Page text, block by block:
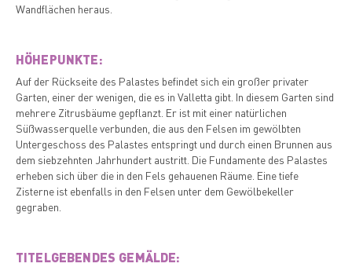
Wandflächen heraus.
HÖHEPUNKTE:
Auf der Rückseite des Palastes befindet sich ein großer privater
Garten, einer der wenigen, die es in Valletta gibt. In diesem Garten sind
mehrere Zitrusbäume gepflanzt. Er ist mit einer natürlichen
Süßwasserquelle verbunden, die aus den Felsen im gewölbten
Untergeschoss des Palastes entspringt und durch einen Brunnen aus
dem siebzehnten Jahrhundert austritt. Die Fundamente des Palastes
erheben sich über die in den Fels gehauenen Räume. Eine tiefe
Zisterne ist ebenfalls in den Felsen unter dem Gewölbekeller
gegraben.
TITELGEBENDES GEMÄLDE: